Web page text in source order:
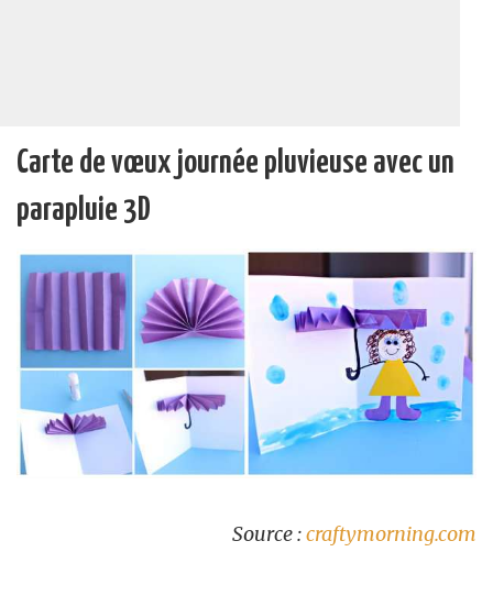
Carte de vœux journée pluvieuse avec un
parapluie 3D
Source :craftymorning.com